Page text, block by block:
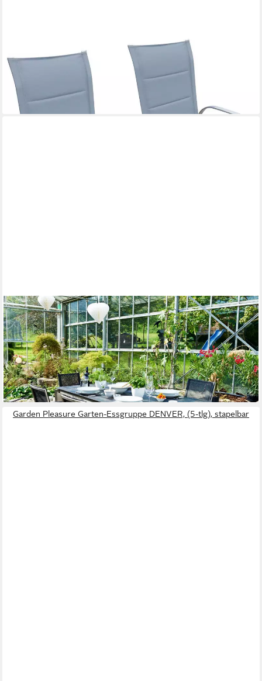
Gartenstuhl Lucca (Set, 2 St), 2er Set, Alu/Textil, stapelbar
340,68 €
750,90 €
-55%
lieferbar - in 4-5 Werktagen bei dir
ACAMP
Garten-Essgruppe Stapelsessel Set 5-teilig, Keramiktisch
200x100 cm, Edelstahl, (Spar-Set, 5-tlg., Gartenmöbel Set),
Edelstahl rostfrei, wetterfest, stapelbar, Keramik, Polywood
ab 2.374,80 € UVP2.499,00 €
-5%
lieferbar - in 6-7 Werktagen bei dir
Garden Pleasure Garten-Essgruppe DENVER, (5-tlg), stapelbar